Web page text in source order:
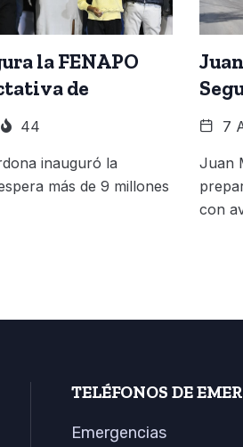
la FENAPO
de
44
inauguró la
más de 9 millones
7
Juan
con
TELÉFONOS DE
Emergencias